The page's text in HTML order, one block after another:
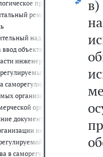
присоединение)
ремонт
надзор
объекта в эксплуатацию
инженерных изысканий,
организаций в
саморегулируемой
организаций
организации,
документы
инженерных
организации
в саморегулируемой